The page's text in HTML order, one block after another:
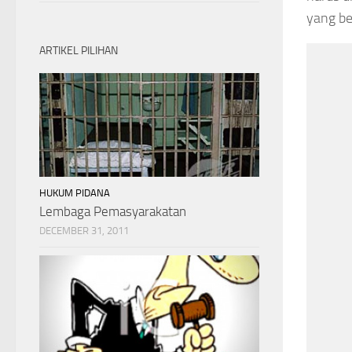
yang
ARTIKEL PILIHAN
HUKUM PIDANA
Lembaga Pemasyarakatan
DECEMBER 31, 2011